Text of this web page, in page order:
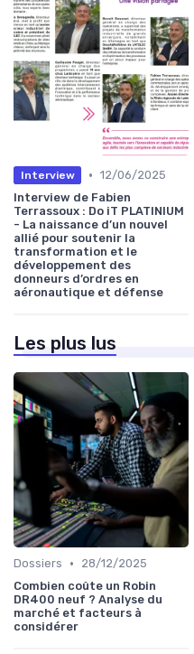
Interview • 12/06/2025
Interview de Fabien
Terrassoux : Do iT PLATINIUM
- La naissance d’un nouvel
allié pour soutenir la
transformation et le
développement des
donneurs d’ordres en
aéronautique et défense
Les plus lus
Dossiers •
28/12/2025
Combien coûte un Robin
DR400 neuf ? Analyse du
marché et facteurs à
considérer